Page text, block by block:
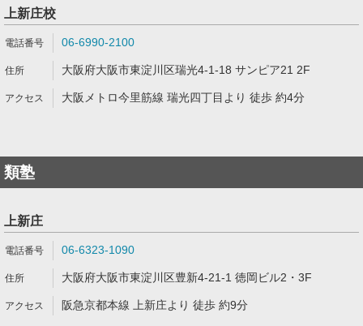
上新庄校
06-6990-2100
大阪府大阪市東淀川区瑞光4-1-18 サンピア21 2F
大阪メトロ今里筋線 瑞光四丁目より 徒歩 約4分
類塾
上新庄
06-6323-1090
大阪府大阪市東淀川区豊新4-21-1 徳岡ビル2・3F
阪急京都本線 上新庄より 徒歩 約9分